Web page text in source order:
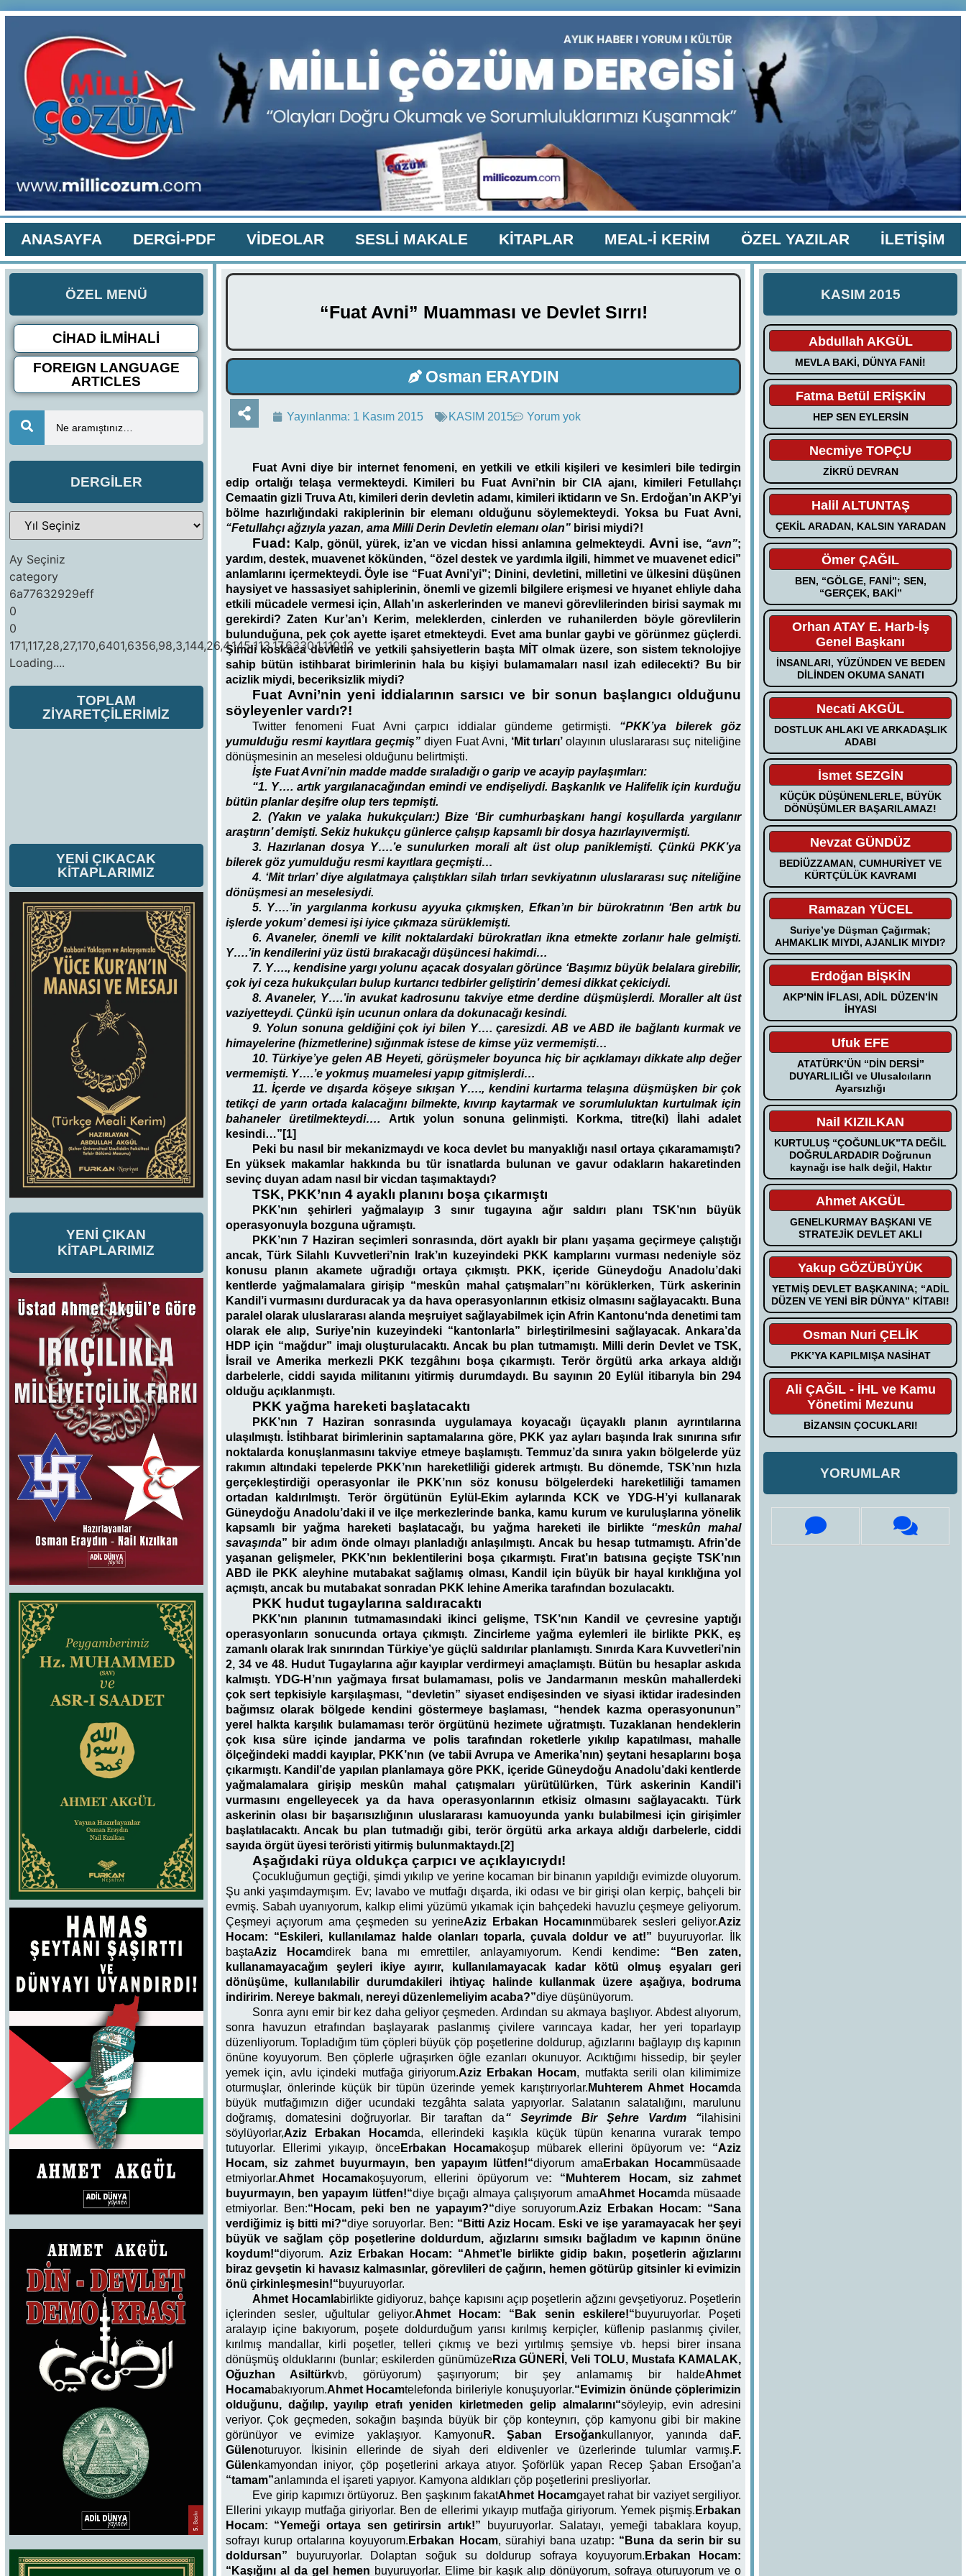
ANASAYFA DERGİ-PDF VİDEOLAR SESLİ MAKALE KİTAPLAR MEAL-İ KERİM ÖZEL YAZILAR İLETİŞİM
ÖZEL MENÜ
CİHAD İLMİHALİ
FOREIGN LANGUAGE
ARTICLES
Ne aramıştınız…
DERGİLER
Ay Seçiniz
category
6a77632929eff
0
0
171,117,28,27,170,6401,6356,98,3,144,26,4,145,113,17,6330,1,110,12
Loading....
TOPLAM
ZİYARETÇİLERİMİZ
YENİ ÇIKACAK
KİTAPLARIMIZ
YENİ ÇIKAN
KİTAPLARIMIZ
“Fuat Avni” Muamması ve Devlet Sırrı!
Osman ERAYDIN
Yayınlanma: 1 Kasım 2015 KASIM 2015 Yorum yok
Fuat Avni diye bir internet fenomeni, en yetkili ve etkili kişileri ve kesimleri bile tedirgin
edip ortalığı telaşa vermekteydi. Kimileri bu
Fuat Avni’nin bir CIA ajanı, kimileri Fetullahçı
Cemaatin gizli Truva Atı, kimileri derin devletin adamı, kimileri iktidarın ve Sn. Erdoğan’ın AKP’yi
bölme hazırlığındaki rakiplerinin bir elemanı olduğunu söylemekteydi. Yoksa bu Fuat Avni,
“Fetullahçı ağzıyla yazan, ama Milli Derin Devletin elemanı olan”birisi miydi?!
Fuad: Kalp, gönül, yürek, iz’an ve vicdan hissi anlamına gelmekteydi. Avni ise, “avn”;
yardım, destek, muavenet kökünden, “özel destek ve yardımla ilgili, himmet ve muavenet edici”
anlamlarını içermekteydi. Öyle ise “ Fuat Avni’yi”; Dinini, devletini, milletini ve ülkesini düşünen
haysiyet ve hassasiyet sahiplerinin, önemli ve gizemli bilgilere erişmesi ve hıyanet ehliyle daha
etkili mücadele vermesi için, Allah’ın askerlerinden ve manevi görevlilerinden birisi saymak mı
gerekirdi? Zaten Kur’an’ı Kerim, meleklerden, cinlerden ve ruhanilerden böyle görevlilerin
bulunduğuna, pek çok ayette işaret etmekteydi. Evet ama bunlar gaybi ve görünmez güçlerdi.
Şimdi koskaca devletin ve yetkili şahsiyetlerin başta MİT olmak üzere, son sistem teknolojiye
sahip bütün istihbarat birimlerinin hala bu kişiyi bulamamaları nasıl izah edilecekti? Bu bir
acizlik miydi, beceriksizlik miydi?
Fuat Avni’nin yeni iddialarının sarsıcı ve bir sonun başlangıcı olduğunu
söyleyenler vardı?!
Twitter fenomeni Fuat Avni çarpıcı iddialar gündeme getirmişti. “PKK’ya bilerek göz
yumulduğu resmi kayıtlara geçmiş” diyen Fuat Avni, ‘Mit tırları’olayının uluslararası suç niteliğine
dönüşmesinin an meselesi olduğunu belirtmişti.
İşte Fuat Avni’nin madde madde sıraladığı o garip ve acayip paylaşımları:
“1. Y…. artık yargılanacağından emindi ve endişeliydi. Başkanlık ve Halifelik için kurduğu
bütün planlar deşifre olup ters tepmişti.
2. (Yakın ve yalaka hukukçuları:) Bize ‘Bir cumhurbaşkanı hangi koşullarda yargılanır
araştırın’ demişti. Sekiz hukukçu günlerce çalışıp kapsamlı bir dosya hazırlayıvermişti.
3. Hazırlanan dosya Y….’e sunulurken morali alt üst olup paniklemişti. Çünkü PKK’ya
bilerek göz yumulduğu resmi kayıtlara geçmişti…
4. ‘Mit tırları’ diye algılatmaya çalıştıkları silah tırları sevkiyatının uluslararası suç niteliğine
dönüşmesi an meselesiydi.
5. Y….’in yargılanma korkusu ayyuka çıkmışken, Efkan’ın bir bürokratının ‘Ben artık bu
işlerde yokum’ demesi işi iyice çıkmaza sürüklemişti.
6. Avaneler, önemli ve kilit noktalardaki bürokratları ikna etmekte zorlanır hale gelmişti.
Y….’in kendilerini yüz üstü bırakacağı düşüncesi hakimdi…
7. Y…., kendisine yargı yolunu açacak dosyaları görünce ‘Başımız büyük belalara girebilir,
çok iyi ceza hukukçuları bulup kurtarıcı tedbirler geliştirin’ demesi dikkat çekiciydi.
8. Avaneler, Y….’in avukat kadrosunu takviye etme derdine düşmüşlerdi. Moraller alt üst
vaziyetteydi. Çünkü işin ucunun onlara da dokunacağı kesindi.
9. Yolun sonuna geldiğini çok iyi bilen Y…. çaresizdi. AB ve ABD ile bağlantı kurmak ve
himayelerine (hizmetlerine) sığınmak istese de kimse yüz vermemişti…
10. Türkiye’ye gelen AB Heyeti, görüşmeler boyunca hiç bir açıklamayı dikkate alıp değer
vermemişti. Y….’e yokmuş muamelesi yapıp gitmişlerdi…
11. İçerde ve dışarda köşeye sıkışan Y…., kendini kurtarma telaşına düşmüşken bir çok
tetikçi de yarın ortada kalacağını bilmekte, kıvırıp kaytarmak ve sorumluluktan kurtulmak için
bahaneler üretilmekteydi…. Artık yolun sonuna gelinmişti. Korkma, titre(ki) İlahi adalet
kesindi…”[1]
Peki bu nasıl bir mekanizmaydı ve koca devlet bu manyaklığı nasıl ortaya çıkaramamıştı?
En yüksek makamlar hakkında bu tür isnatlarda bulunan ve gavur odakların hakaretinden
sevinç duyan adam nasıl bir vicdan taşımaktaydı?
TSK, PKK’nın 4 ayaklı planını boşa çıkarmıştı
PKK’nın şehirleri yağmalayıp 3 sınır tugayına ağır saldırı planı TSK’nın büyük
operasyonuyla bozguna uğramıştı.
PKK’nın 7 Haziran seçimleri sonrasında, dört ayaklı bir planı yaşama geçirmeye çalıştığı
ancak, Türk Silahlı Kuvvetleri’nin Irak’ın kuzeyindeki PKK kamplarını vurması nedeniyle söz
konusu planın akamete uğradığı ortaya çıkmıştı. PKK, içeride Güneydoğu Anadolu’daki
kentlerde yağmalamalara girişip “meskûn mahal çatışmaları”nı körüklerken, Türk askerinin
Kandil’i vurmasını durduracak ya da hava operasyonlarının etkisiz olmasını sağlayacaktı. Buna
paralel olarak uluslararası alanda meşruiyet sağlayabilmek içinAfrin Kantonu‘nda denetimi tam
olarak ele alıp, Suriye’nin kuzeyindeki “kantonlarla” birleştirilmesini sağlayacak. Ankara’da
HDP için “mağdur” imajı oluşturulacaktı. Ancak bu plan tutmamıştı. Milli derin Devlet ve TSK,
İsrail ve Amerika merkezli PKK tezgâhını boşa çıkarmıştı. Terör örgütü arka arkaya aldığı
darbelerle, ciddi sayıda militanını yitirmiş durumdaydı. Bu sayının 20 Eylül itibarıyla bin 294
olduğu açıklanmıştı.
PKK yağma hareketi başlatacaktı
PKK’nın 7 Haziran sonrasında uygulamaya koyacağı üçayaklı planın ayrıntılarına
ulaşılmıştı. İstihbarat birimlerinin saptamalarına göre, PKK yaz ayları başında Irak sınırına sıfır
noktalarda konuşlanmasını takviye etmeye başlamıştı. Temmuz’da sınıra yakın bölgelerde yüz
rakımın altındaki tepelerde PKK’nın hareketliliği giderek artmıştı. Bu dönemde, TSK’nın hızla
gerçekleştirdiği operasyonlar ile PKK’nın söz konusu bölgelerdeki hareketliliği tamamen
ortadan kaldırılmıştı. Terör örgütünün Eylül-Ekim aylarında KCK ve YDG-H’yi kullanarak
Güneydoğu Anadolu’daki il ve ilçe merkezlerinde banka, kamu kurum ve kuruluşlarına yönelik
kapsamlı bir yağma hareketi başlatacağı, bu yağma hareketi ile birlikte “meskûn mahal
savaşında” bir adım önde olmayı planladığı anlaşılmıştı. Ancak bu hesap tutmamıştı. Afrin’de
yaşanan gelişmeler, PKK’nın beklentilerini boşa çıkarmıştı. Fırat’ın batısına geçişte TSK’nın
ABD ile PKK aleyhine mutabakat sağlamış olması, Kandil için büyük bir hayal kırıklığına yol
açmıştı, ancak bu mutabakat sonradan PKK lehine Amerika tarafından bozulacaktı.
PKK hudut tugaylarına saldıracaktı
PKK’nın planının tutmamasındaki ikinci gelişme, TSK’nın Kandil ve çevresine yaptığı
operasyonların sonucunda ortaya çıkmıştı. Zincirleme yağma eylemleri ile birlikte PKK, eş
zamanlı olarak Irak sınırından Türkiye’ye güçlü saldırılar planlamıştı. Sınırda Kara Kuvvetleri’nin
2, 34 ve 48. Hudut Tugaylarına ağır kayıplar verdirmeyi amaçlamıştı. Bütün bu hesaplar askıda
kalmıştı. YDG-H’nın yağmaya fırsat bulamaması, polis ve Jandarmanın meskûn mahallerdeki
çok sert tepkisiyle karşılaşması, “devletin” siyaset endişesinden ve siyasi iktidar iradesinden
bağımsız olarak bölgede kendini göstermeye başlaması, “hendek kazma operasyonunun”
yerel halkta karşılık bulamaması terör örgütünü hezimete uğratmıştı. Tuzaklanan hendeklerin
çok kısa süre içinde jandarma ve polis tarafından roketlerle yıkılıp kapatılması, mahalle
ölçeğindeki maddi kayıplar, PKK’nın (ve tabii Avrupa ve Amerika’nın) şeytani hesaplarını boşa
çıkarmıştı. Kandil’de yapılan planlamaya göre PKK, içeride Güneydoğu Anadolu’daki kentlerde
yağmalamalara girişip meskûn mahal çatışmaları yürütülürken, Türk askerinin Kandil’i
vurmasını engelleyecek ya da hava operasyonlarının etkisiz olmasını sağlayacaktı. Türk
askerinin olası bir başarısızlığının uluslararası kamuoyunda yankı bulabilmesi için girişimler
başlatılacaktı. Ancak bu plan tutmadığı gibi, terör örgütü arka arkaya aldığı darbelerle, ciddi
sayıda örgüt üyesi teröristi yitirmiş bulunmaktaydı.[2]
Aşağıdaki rüya oldukça çarpıcı ve açıklayıcıydı!
Çocukluğumun geçtiği, şimdi yıkılıp ve yerine kocaman bir binanın yapıldığı evimizde oluyorum.
Şu anki yaşımdaymışım. Ev; lavabo ve mutfağı dışarda, iki odası ve bir girişi olan kerpiç, bahçeli bir
evmiş. Sabah uyanıyorum, kalkıp elimi yüzümü yıkamak için bahçedeki havuzlu çeşmeye geliyorum.
Çeşmeyi açıyorum ama çeşmeden su yerineAziz Erbakan Hocamınmübarek sesleri geliyor.Aziz
Hocam: “Eskileri, kullanılamaz halde olanları toparla, çuvala doldur ve at!”
buyuruyorlar. İlk
baştaAziz Hocamdirek bana mı emrettiler, anlayamıyorum. Kendi kendime: “Ben zaten,
kullanamayacağım şeyleri ikiye ayırır, kullanılamayacak kadar kötü olmuş eşyaları geri
dönüşüme, kullanılabilir durumdakileri ihtiyaç halinde kullanmak üzere aşağıya, bodruma
indiririm. Nereye bakmalı, nereyi düzenlemeliyim acaba?”diye düşünüyorum.
Sonra aynı emir bir kez daha geliyor çeşmeden. Ardından su akmaya başlıyor. Abdest alıyorum,
sonra havuzun etrafından başlayarak paslanmış çivilere varıncaya kadar, her yeri toparlayıp
düzenliyorum. Topladığım tüm çöpleri büyük çöp poşetlerine doldurup, ağızlarını bağlayıp dış kapının
önüne koyuyorum. Ben çöplerle uğraşırken öğle ezanları okunuyor. Acıktığımı hissedip, bir şeyler
yemek için, avlu içindeki mutfağa giriyorum.Aziz Erbakan Hocam, mutfakta serili olan kilimimize
oturmuşlar, önlerinde küçük bir tüpün üzerinde yemek karıştırıyorlar. Muhterem Ahmet Hocamda
büyük mutfağımızın diğer ucundaki tezgâhta salata yapıyorlar. Salatanın salatalığını, marulunu
doğramış, domatesini doğruyorlar. Bir taraftan da“ Seyrimde Bir Şehre Vardım “ilahisini
söylüyorlar,Aziz Erbakan Hocamda, ellerindeki kaşıkla küçük tüpün kenarına vurarak tempo
tutuyorlar. Ellerimi yıkayıp, önceErbakan Hocamakoşup mübarek ellerini öpüyorum ve: “Aziz
Hocam, siz zahmet buyurmayın, ben yapayım lütfen!“diyorum ama Erbakan Hocammüsaade
etmiyorlar.Ahmet Hocamakoşuyorum, ellerini öpüyorum ve: “Muhterem Hocam, siz zahmet
buyurmayın, ben yapayım lütfen!“diye bıçağı almaya çalışıyorum amaAhmet Hocamda müsaade
etmiyorlar. Ben:“Hocam, peki ben ne yapayım?“diye soruyorum.Aziz Erbakan Hocam: “Sana
verdiğimiz iş bitti mi?“diye soruyorlar. Ben: “Bitti Aziz Hocam. Eski ve işe yaramayacak her şeyi
büyük ve sağlam çöp poşetlerine doldurdum, ağızlarını sımsıkı bağladım ve kapının önüne
koydum!“diyorum. Aziz Erbakan Hocam: “Ahmet’le birlikte gidip bakın, poşetlerin ağızlarını
biraz gevşetin ki havasız kalmasınlar, görevlileri de çağırın, hemen götürüp gitsinler ki evimizin
önü çirkinleşmesin!“buyuruyorlar.
Ahmet Hocamlabirlikte gidiyoruz, bahçe kapısını açıp poşetlerin ağzını gevşetiyoruz. Poşetlerin
içlerinden sesler, uğultular geliyor.Ahmet Hocam: “Bak senin eskilere!“buyuruyorlar. Poşeti
aralayıp içine bakıyorum, poşete doldurduğum yarısı kırılmış kerpiçler, küflenip paslanmış çiviler,
kırılmış mandallar, kirli poşetler, telleri çıkmış ve bezi yırtılmış şemsiye vb. hepsi birer insana
dönüşmüş olduklarını (bunlar; eskilerden günümüzeRıza GÜNERİ, Veli TOLU, Mustafa KAMALAK,
Oğuzhan Asiltürkvb, görüyorum) şaşırıyorum; bir şey anlamamış bir haldeAhmet
Hocamabakıyorum.Ahmet Hocamtelefonda birileriyle konuşuyorlar.“Evimizin önünde çöplerimizin
olduğunu, dağılıp, yayılıp etrafı yeniden kirletmeden gelip almalarını“söyleyip, evin adresini
veriyor. Çok geçmeden, sokağın başında büyük bir çöp konteynırı, çöp kamyonu gibi bir makine
görünüyor ve evimize yaklaşıyor. Kamyonu R. Şaban Ersoğankullanıyor, yanında da F.
Gülenoturuyor. İkisinin ellerinde de siyah deri eldivenler ve üzerlerinde tulumlar varmış. F.
Gülenkamyondan iniyor, çöp poşetlerini arkaya atıyor. Şoförlük yapan Recep Şaban Ersoğan’a
“tamam”anlamında el işareti yapıyor. Kamyona aldıkları çöp poşetlerini presliyorlar.
Eve girip kapımızı örtüyoruz. Ben şaşkınım fakatAhmet Hocamgayet rahat bir vaziyet sergiliyor.
Ellerini yıkayıp mutfağa giriyorlar. Ben de ellerimi yıkayıp mutfağa giriyorum. Yemek pişmiş. Erbakan
Hocam: “Yemeği ortaya sen getirirsin artık!”
buyuruyorlar. Salatayı, yemeği tabaklara koyup,
sofrayı kurup ortalarına koyuyorum. Erbakan Hocam, sürahiyi bana uzatıp: “Buna da serin bir su
doldursan”
buyuruyorlar. Dolaptan soğuk su doldurup sofraya koyuyorum. Erbakan Hocam:
“Kaşığını al da gel hemen buyuruyorlar. Elime bir kaşık alıp dönüyorum, sofraya oturuyorum ve o
KASIM 2015
Abdullah AKGÜL
MEVLA BAKİ, DÜNYA FANİ!
Fatma Betül ERİŞKİN
HEP SEN EYLERSİN
Necmiye TOPÇU
ZİKRÜ DEVRAN
Halil ALTUNTAŞ
ÇEKİL ARADAN, KALSIN YARADAN
Ömer ÇAĞIL
BEN, “GÖLGE, FANİ”; SEN,
“GERÇEK, BAKİ”
Orhan ATAY E. Harb-İş
Genel Başkanı
İNSANLARI, YÜZÜNDEN VE BEDEN
DİLİNDEN OKUMA SANATI
Necati AKGÜL
DOSTLUK AHLAKI VE ARKADAŞLIK
ADABI
İsmet SEZGİN
KÜÇÜK DÜŞÜNENLERLE, BÜYÜK
DÖNÜŞÜMLER BAŞARILAMAZ!
Nevzat GÜNDÜZ
BEDİÜZZAMAN, CUMHURİYET VE
KÜRTÇÜLÜK KAVRAMI
Ramazan YÜCEL
Suriye’ye Düşman Çağırmak;
AHMAKLIK MIYDI, AJANLIK MIYDI?
Erdoğan BİŞKİN
AKP’NİN İFLASI, ADİL DÜZEN’İN
İHYASI
Ufuk EFE
ATATÜRK’ÜN “DİN DERSİ”
DUYARLILIĞI ve Ulusalcıların
Ayarsızlığı
Nail KIZILKAN
KURTULUŞ “ÇOĞUNLUK”TA DEĞİL
DOĞRULARDADIR Doğrunun
kaynağı ise halk değil, Haktır
Ahmet AKGÜL
GENELKURMAY BAŞKANI VE
STRATEJİK DEVLET AKLI
Yakup GÖZÜBÜYÜK
YETMİŞ DEVLET BAŞKANINA; “ADİL
DÜZEN VE YENİ BİR DÜNYA” KİTABI!
Osman Nuri ÇELİK
PKK’YA KAPILMIŞA NASİHAT
Ali ÇAĞIL - İHL ve Kamu
Yönetimi Mezunu
BİZANSIN ÇOCUKLARI!
YORUMLAR